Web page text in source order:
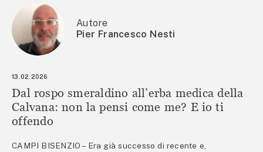
Autore
Pier Francesco Nesti
13.02.2026
Dal rospo smeraldino all’erba medica della
Calvana: non la pensi come me? E io ti
offendo
CAMPI BISENZIO – Era già successo di recente e,